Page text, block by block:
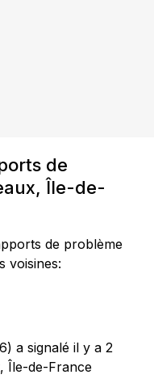
de
Île-de-
de problème
voisines:
a signalé il y a 2
Île-de-France